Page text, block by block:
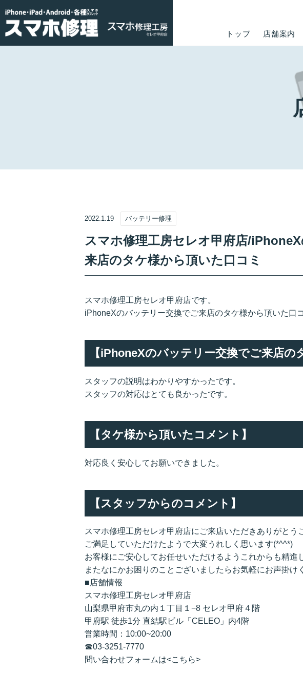
トップ 店舗案内
2022.1.19 バッテリー修理
スマホ修理工房セレオ甲府店/
来店のタケ様から頂いた口コミ
スマホ修理工房セレオ甲府店です。
iPhoneXのバッテリー交換でご来店のタケ様から頂いた口
【iPhoneXのバッテリー交換でご来店の
スタッフの説明はわかりやすかったです。
スタッフの対応はとても良かったです。
【タケ様から頂いたコメント】
対応良く安心してお願いできました。
【スタッフからのコメント】
スマホ修理工房セレオ甲府店にご来店いただきありがとう
ご満足していただけたようで大変うれしく思います(*^^*)
お客様にご安心してお任せいただけるようこれからも精進
またなにかお困りのことございましたらお気軽にお声掛け
■店舗情報
スマホ修理工房セレオ甲府店
山梨県甲府市丸の内１丁目１−8 セレオ甲府４階
甲府駅 徒歩1分 直結駅ビル「CELEO」内4階
営業時間：10:00~20:00
☎03-3251-7770
問い合わせフォームは<こちら>